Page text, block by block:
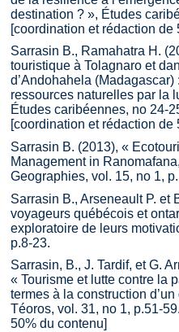
destination ? », Études
[coordination et rédaction de
Sarrasin B., Ramahatra H.
touristique à Tolagnaro et
d’Andohahela
ressources naturelles par la
Études caribéennes, no 24-
[coordination et rédaction de
Sarrasin B. (2013), «
Management in
Geographies, vol. 15, no 1,
Sarrasin B., Arseneault P. et
voyageurs québécois et
exploratoire de leurs
p.8-23.
Sarrasin, B., J. Tardif, et G.
« Tourisme et lutte contre la
termes à la construction
Téoros, vol. 31, no 1, p.51-
50% du contenu]